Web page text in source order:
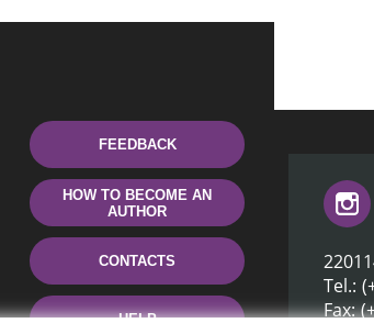
FEEDBACK
HOW TO BECOME AN
AUTHOR
CONTACTS
HELP
Tel.:
Fax: